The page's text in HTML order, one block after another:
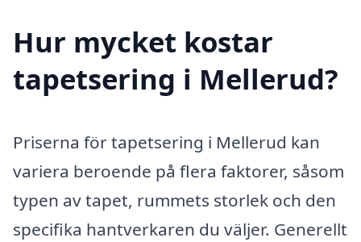
Hur mycket kostar
tapetsering i Mellerud?
Priserna för tapetsering i Mellerud kan
variera beroende på flera faktorer, såsom
typen av tapet, rummets storlek och den
specifika hantverkaren du väljer. Generellt